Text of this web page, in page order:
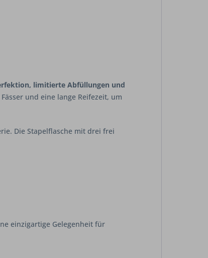
limitierte Abfüllungen und
und eine lange Reifezeit, um
Die Stapelflasche mit drei frei
einzigartige Gelegenheit für